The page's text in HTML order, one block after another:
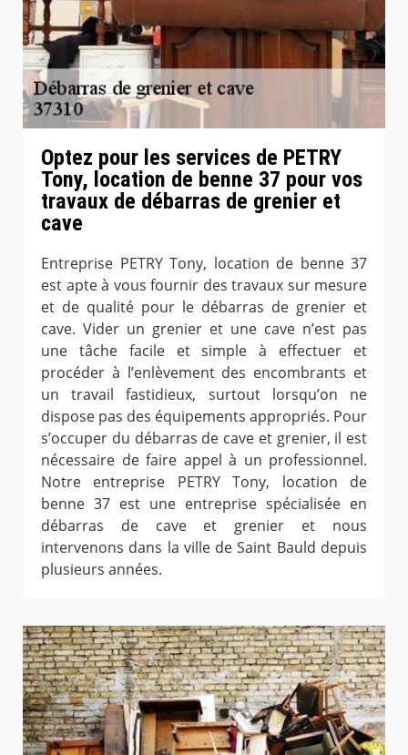
Optez pour les services de PETRY
Tony, location de benne 37 pour vos
travaux de débarras de grenier et
cave
Entreprise PETRY Tony, location de benne 37
est apte à vous fournir des travaux sur mesure
et de qualité pour le débarras de grenier et
cave. Vider un grenier et une cave n’est pas
une tâche facile et simple à effectuer et
procéder à l’enlèvement des encombrants et
un travail fastidieux, surtout lorsqu’on ne
dispose pas des équipements appropriés. Pour
s’occuper du débarras de cave et grenier, il est
nécessaire de faire appel à un professionnel.
Notre entreprise PETRY Tony, location de
benne 37 est une entreprise spécialisée en
débarras de cave et grenier et nous
intervenons dans la ville de Saint Bauld depuis
plusieurs années.